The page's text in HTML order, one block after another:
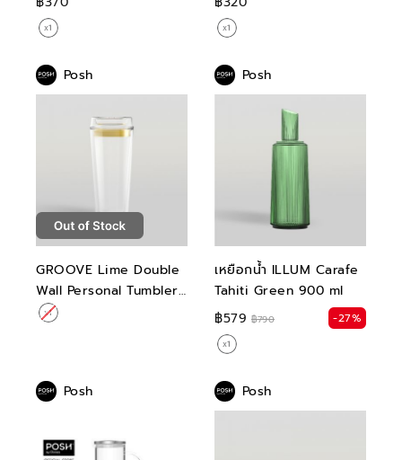
Posh
GROOVE Lime Double
Wall Personal Tumbler
440 ml
Posh
เหยือกน้ำ ILLUM Carafe
Tahiti Green 900 ml
฿579 ฿790 -27%
Posh Posh